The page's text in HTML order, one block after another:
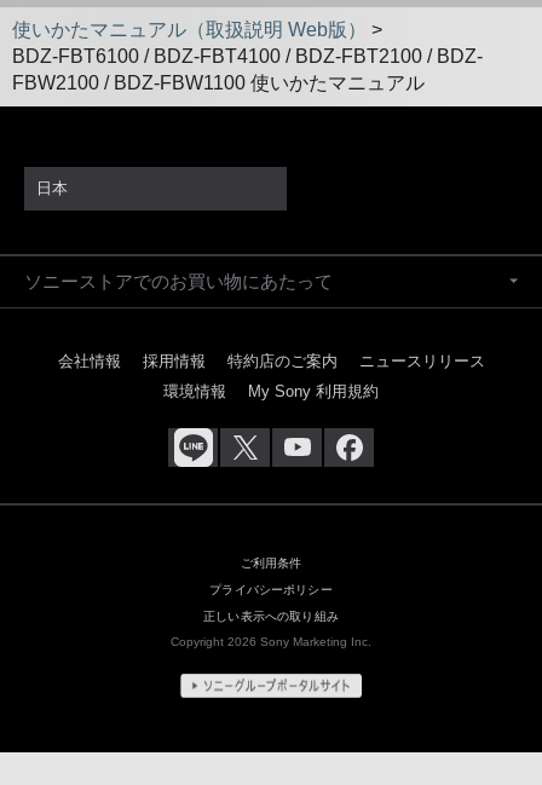
使いかたマニュアル（取扱説明 Web版）
>
BDZ-FBT6100 / BDZ-FBT4100 / BDZ-FBT2100 / BDZ-
FBW2100 / BDZ-FBW1100 使いかたマニュアル
日本
ソニーストアでのお買い物にあたって
会社情報 採用情報 特約店のご案内
ニュースリリース
環境情報
My Sony 利用規約
ご利用条件
プライバシーポリシー
正しい表示への取り組み
Copyright 2026 Sony Marketing Inc.